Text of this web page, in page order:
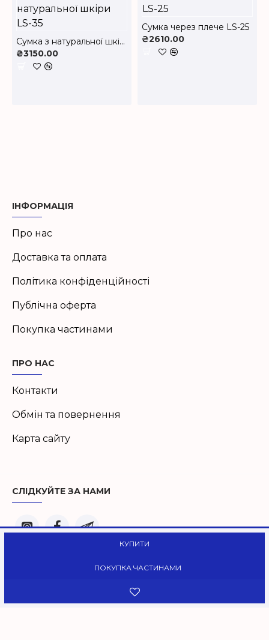
КУПИТИ
ПОКУПКА ЧАСТИНАМИ
Cумка з натуральної шкіри LS-35
₴3150.00
Cумка через плече LS-25
₴2610.00
ІНФОРМАЦІЯ
Про нас
Доставка та оплата
Політика конфіденційності
Публічна оферта
Покупка частинами
ПРО НАС
Контакти
Обмін та повернення
Карта сайту
СЛІДКУЙТЕ ЗА НАМИ